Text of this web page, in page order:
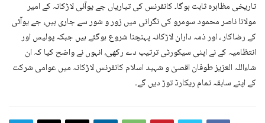
تاریخی مظاہرہ ثابت ہوگا۔ کانفرنس کی تیاریاں جے یوآئی لاڑکانہ کے امیر
مولانا ناصر محمود سومرو کی نگرانی میں زور و شور سے جاری ہیں، جے یوآئی
کے رضاکار ، اور ذمہ داران لاڑکانہ پہنچنا شروع ہوگئے ہیں جبکہ پولیس اور
انتظامیہ کے نے اپنی سیکورٹی ترتیب دے رکھی، انہوں نے واضح کیا کہ ان
شاءاللہ العزیز طوفان اقصیٰ و شہید اسلام کانفرنس لاڑکانہ میں عوامی شرکت
کے اپنے سابقہ تمام ریکارڈ توڑ دیں گے۔